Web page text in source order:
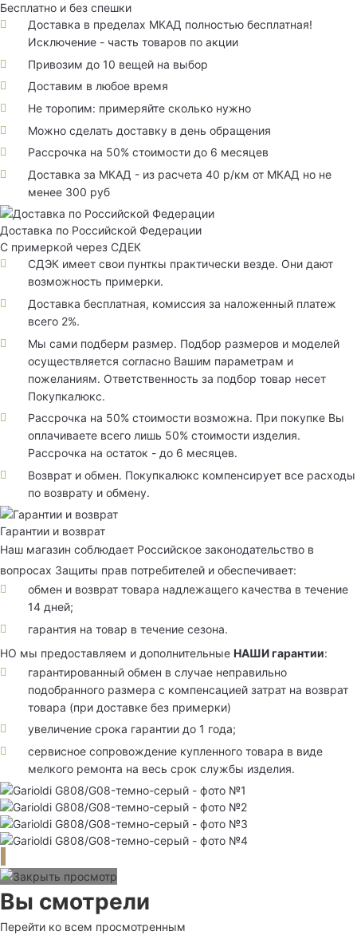
Бесплатно и без спешки
Доставка в пределах МКАД полностью бесплатная!
Исключение - часть товаров по акции
Привозим до 10 вещей на выбор
Доставим в любое время
Не торопим: примеряйте сколько нужно
Можно сделать доставку в день обращения
Рассрочка на 50% стоимости до 6 месяцев
Доставка за МКАД - из расчета 40 р/км от МКАД но не
менее 300 руб
Доставка по Российской Федерации
С примеркой через СДЕК
СДЭК имеет свои пунткы практически везде. Они дают
возможность примерки.
Доставка бесплатная, комиссия за наложенный платеж
всего 2%.
Мы сами подберм размер. Подбор размеров и моделей
осуществляется согласно Вашим параметрам и
пожеланиям. Ответственность за подбор товар несет
Покупкалюкс.
Рассрочка на 50% стоимости возможна. При покупке Вы
оплачиваете всего лишь 50% стоимости изделия.
Рассрочка на остаток - до 6 месяцев.
Возврат и обмен. Покупкалюкс компенсирует все расходы
по возврату и обмену.
Гарантии и возврат
Наш магазин соблюдает Российское законодательство в
вопросах Защиты прав потребителей и обеспечивает:
обмен и возврат товара надлежащего качества в течение
14 дней;
гарантия на товар в течение сезона.
НО мы предоставляем и дополнительные НАШИ гарантии:
гарантированный обмен в случае неправильно
подобранного размера с компенсацией затрат на возврат
товара (при доставке без примерки)
увеличение срока гарантии до 1 года;
сервисное сопровождение купленного товара в виде
мелкого ремонта на весь срок службы изделия.
Вы смотрели
Перейти ко всем просмотренным